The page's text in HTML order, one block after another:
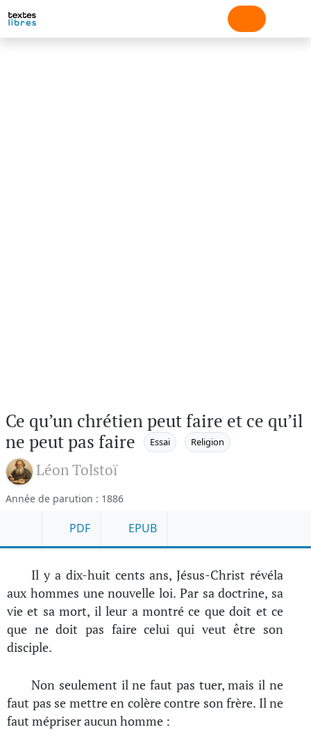
Ce qu’un chrétien peut faire et ce qu’il
ne peut pas faire
Essai Religion
Léon Tolstoï
Année de parution : 1886
PDF EPUB
Il y a dix-huit cents ans, Jésus-Christ révéla
aux hommes une nouvelle loi. Par sa doctrine, sa
vie et sa mort, il leur a montré ce que doit et ce
que ne doit pas faire celui qui veut être son
disciple.
Non seulement il ne faut pas tuer, mais il ne
faut pas se mettre en colère contre son frère. Il ne
faut mépriser aucun homme :